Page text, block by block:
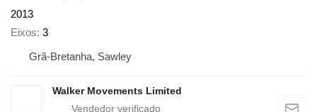
2013
Eixos 3
Grã-Bretanha, Sawley
Walker Movements Limited